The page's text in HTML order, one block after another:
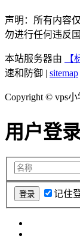
声明：所有内容
勿进行任何违反
本站服务器由 【
速和防御 | sitemap
Copyright © vps
用户登
记住